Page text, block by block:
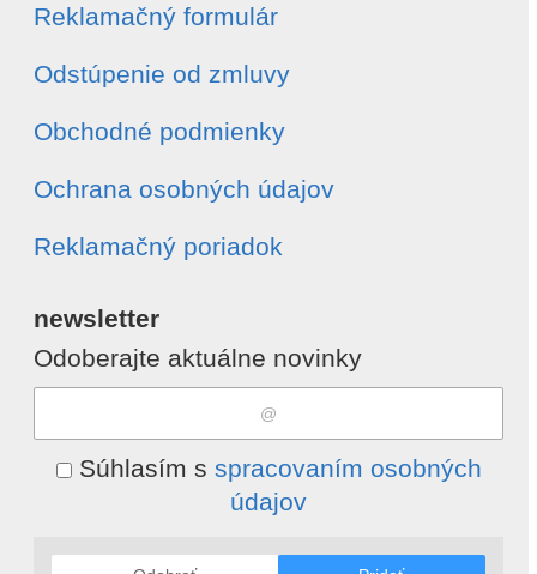
Reklamačný formulár
Odstúpenie od zmluvy
Obchodné podmienky
Ochrana osobných údajov
Reklamačný poriadok
newsletter
Odoberajte aktuálne novinky
Súhlasím s spracovaním osobných
údajov